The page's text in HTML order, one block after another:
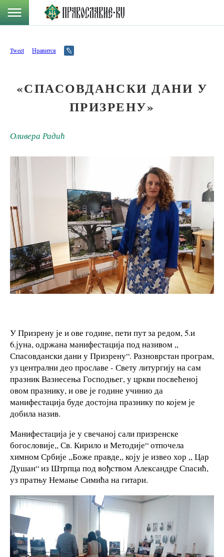
Tweet Нравится
«СПАСОВДАНСКИ ДАНИ У
ПРИЗРЕНУ»
Оливера Радић
У Призрену је и ове године, пети пут за редом, 5.и
6.јуна, одржана манифестација под називом ,,
Спасовдански дани у Призрену“. Разноврстан програм,
уз централни део прославе - Свету литургију на сам
празник Вазнесења Господњег, у цркви посвећеној
овом празнику, и ове је године учинио да
манифестација буде достојна празнику по којем је
добила назив.
Манифестација је у свечаној сали призренске
богословије,, Св. Кирило и Методије“ отпочела
химном Србије ,,Боже правде,, коју је извео хор ,, Цар
Душан“ из Штрпца под вођством Александре Спасић,
уз пратњу Немање Симића на гитари.